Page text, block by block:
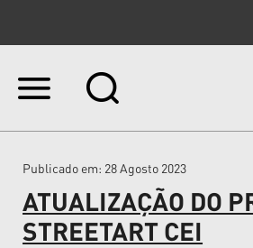
Ir
Ir
navegação
Publicado em: 28 Agosto 2023
ATUALIZAÇÃO DO
STREETART CEI